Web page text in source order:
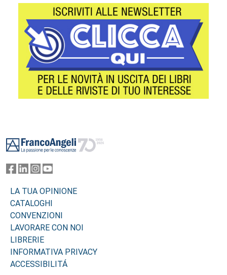
LA TUA OPINIONE
CATALOGHI
CONVENZIONI
LAVORARE CON NOI
LIBRERIE
INFORMATIVA PRIVACY
ACCESSIBILITÁ